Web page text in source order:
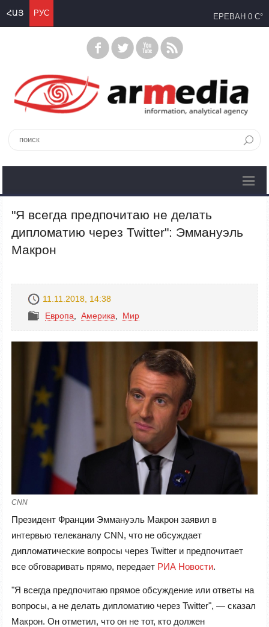
ՀԱՅ РУС ЕРЕВАН 0 C°
"Я всегда предпочитаю не делать
дипломатию через Twitter": Эммануэль
Макрон
11.11.2018, 14:38
Европа
Америка Mир
CNN
Президент Франции Эммануэль Макрон заявил в
интервью телеканалу CNN, что не обсуждает
дипломатические вопросы через Twitter и предпочитает
все обговаривать прямо, передает РИА Новости.
"Я всегда предпочитаю прямое обсуждение или ответы на
вопросы, а не делать дипломатию через Twitter", — сказал
Макрон. Он отметил, что он не тот, кто должен